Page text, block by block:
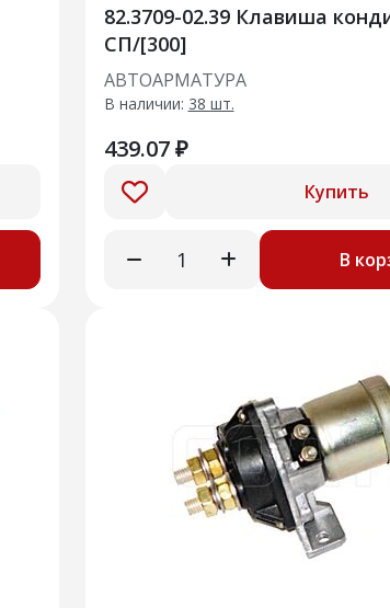
82.3709-02.39 Клавиша
СП/[300]
АВТОАРМАТУРА
В наличии: 38 шт.
439.07 ₽
Купить
В